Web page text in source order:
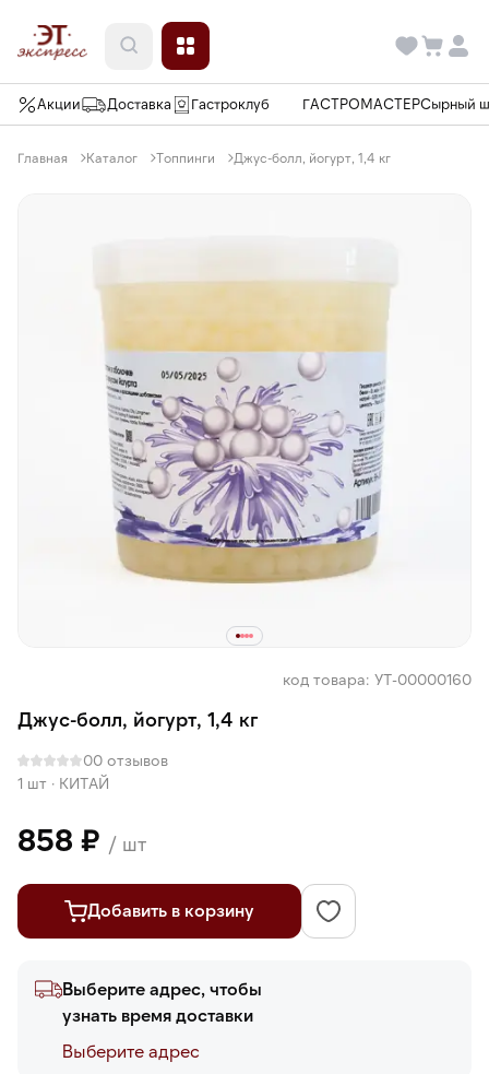
Акции Доставка Гастроклуб ГАСТРОМАСТЕРСырный
Главная Каталог Топпинги Джус-болл, йогурт, 1,4 кг
код товара: УТ-00000160
Джус-болл, йогурт, 1,4 кг
00 отзывов
1 шт · КИТАЙ
858 ₽ / шт
Добавить в корзину
Выберите адрес, чтобы
узнать время доставки
Выберите адреc